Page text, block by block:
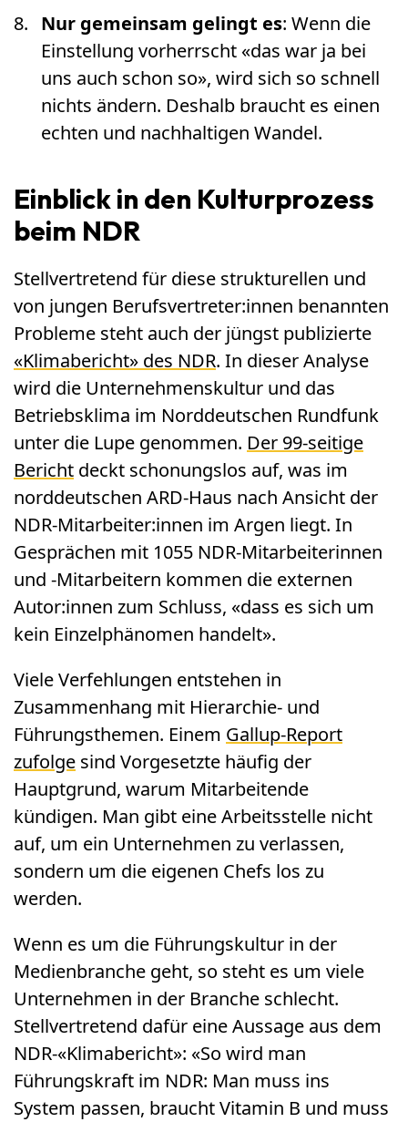
Nur gemeinsam gelingt es: Wenn die
Einstellung vorherrscht «das war ja bei
uns auch schon so», wird sich so schnell
nichts ändern. Deshalb braucht es einen
echten und nachhaltigen Wandel.
Einblick in den Kulturprozess
beim NDR
Stellvertretend für diese strukturellen und
von jungen Berufsvertreter:innen benannten
Probleme steht auch der jüngst publizierte
«Klimabericht» des NDR. In dieser Analyse
wird die Unternehmenskultur und das
Betriebsklima im Norddeutschen Rundfunk
unter die Lupe genommen. Der 99-seitige
Bericht deckt schonungslos auf, was im
norddeutschen ARD-Haus nach Ansicht der
NDR-Mitarbeiter:innen im Argen liegt. In
Gesprächen mit 1055 NDR-Mitarbeiterinnen
und -Mitarbeitern kommen die externen
Autor:innen zum Schluss, «dass es sich um
kein Einzelphänomen handelt».
Viele Verfehlungen entstehen in
Zusammenhang mit Hierarchie- und
Führungsthemen. Einem Gallup-Report
zufolge sind Vorgesetzte häufig der
Hauptgrund, warum Mitarbeitende
kündigen. Man gibt eine Arbeitsstelle nicht
auf, um ein Unternehmen zu verlassen,
sondern um die eigenen Chefs los zu
werden.
Wenn es um die Führungskultur in der
Medienbranche geht, so steht es um viele
Unternehmen in der Branche schlecht.
Stellvertretend dafür eine Aussage aus dem
NDR-«Klimabericht»: «So wird man
Führungskraft im NDR: Man muss ins
System passen, braucht Vitamin B und muss